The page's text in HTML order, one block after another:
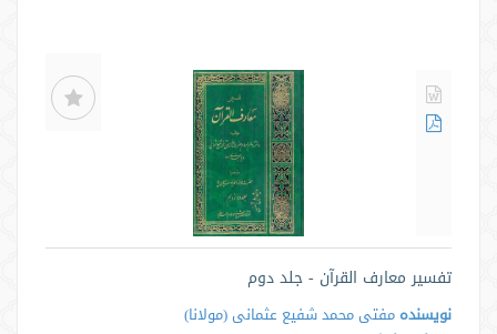
تفسیر معارف القرآن - جلد دوم
نویسنده مفتی محمد شفیع عثمانی (مولانا)